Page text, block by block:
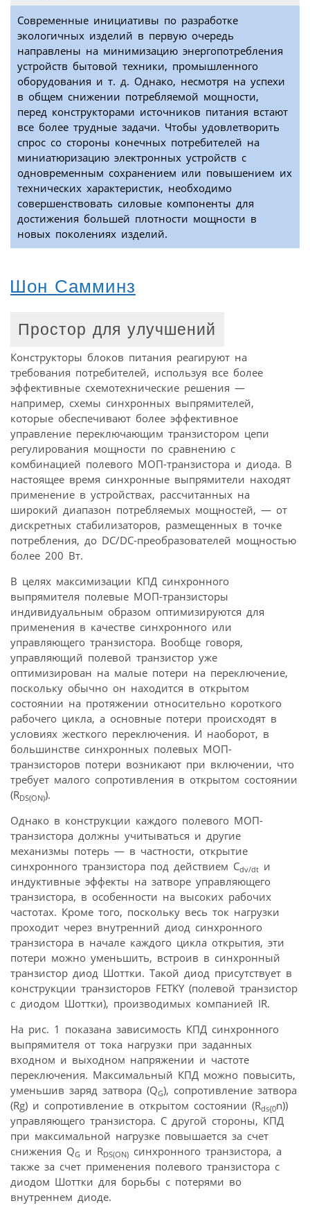
Современные инициативы по разработке
экологичных изделий в первую очередь
направлены на минимизацию энергопотребления
устройств бытовой техники, промышленного
оборудования и т. д. Однако, несмотря на успехи
в общем снижении потребляемой мощности,
перед конструкторами источников питания встают
все более трудные задачи. Чтобы удовлетворить
спрос со стороны конечных потребителей на
миниатюризацию электронных устройств с
одновременным сохранением или повышением их
технических характеристик, необходимо
совершенствовать силовые компоненты для
достижения большей плотности мощности в
новых поколениях изделий.
Шон Самминз
Простор для улучшений
Конструкторы блоков питания реагируют на
требования потребителей, используя все более
эффективные схемотехнические решения —
например, схемы синхронных выпрямителей,
которые обеспечивают более эффективное
управление переключающим транзистором цепи
регулирования мощности по сравнению с
комбинацией полевого МОП-транзистора и диода. В
настоящее время синхронные выпрямители находят
применение в устройствах, рассчитанных на
широкий диапазон потребляемых мощностей, — от
дискретных стабилизаторов, размещенных в точке
потребления, до DC/DC-преобразователей мощностью
более 200 Вт.
В целях максимизации КПД синхронного
выпрямителя полевые МОП-транзисторы
индивидуальным образом оптимизируются для
применения в качестве синхронного или
управляющего транзистора. Вообще говоря,
управляющий полевой транзистор уже
оптимизирован на малые потери на переключение,
поскольку обычно он находится в открытом
состоянии на протяжении относительно короткого
рабочего цикла, а основные потери происходят в
условиях жесткого переключения. И наоборот, в
большинстве синхронных полевых МОП-
транзисторов потери возникают при включении, что
требует малого сопротивления в открытом состоянии
(RDS(ON)).
Однако в конструкции каждого полевого МОП-
транзистора должны учитываться и другие
механизмы потерь — в частности, открытие
синхронного транзистора под действием Cdv/dt и
индуктивные эффекты на затворе управляющего
транзистора, в особенности на высоких рабочих
частотах. Кроме того, поскольку весь ток нагрузки
проходит через внутренний диод синхронного
транзистора в начале каждого цикла открытия, эти
потери можно уменьшить, встроив в синхронный
транзистор диод Шоттки. Такой диод присутствует в
конструкции транзисторов FETKY (полевой транзистор
с диодом Шоттки), производимых компанией IR.
На рис. 1 показана зависимость КПД синхронного
выпрямителя от тока нагрузки при заданных
входном и выходном напряжении и частоте
переключения. Максимальный КПД можно повысить,
уменьшив заряд затвора (QG), сопротивление затвора
(Rg) и сопротивление в открытом состоянии (Rds{0n))
управляющего транзистора. С другой стороны, КПД
при максимальной нагрузке повышается за счет
снижения QG и RDS(ON) синхронного транзистора, а
также за счет применения полевого транзистора с
диодом Шоттки для борьбы с потерями во
внутреннем диоде.